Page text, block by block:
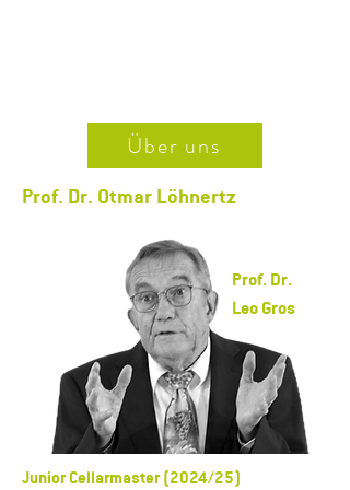
Über uns
Prof. Dr. Otmar Löhnertz
Prof. Dr.
Leo Gros
Junior Cellarmaster (2024/25)